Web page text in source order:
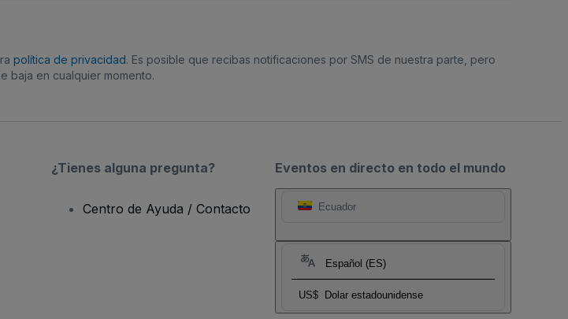
política de privacidad. Es posible que recibas notificaciones por SMS de nuestra parte, pero
baja en cualquier momento.
Eventos en directo en todo el mundo
Ecuador
Español (ES)
US$ Dolar estadounidense
¿Tienes alguna pregunta?
Centro de Ayuda / Contacto